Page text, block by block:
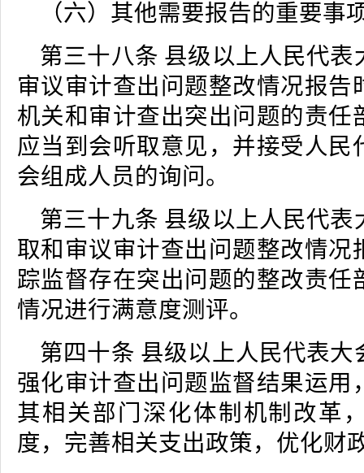
（六）其他需要报告的重要事
第三十八条 县级以上人民代表
审议审计查出问题整改情况报告
机关和审计查出突出问题的责任
应当到会听取意见，并接受人民
会组成人员的询问。
第三十九条 县级以上人民代表
取和审议审计查出问题整改情况
踪监督存在突出问题的整改责任
情况进行满意度测评。
第四十条 县级以上人民代表大
强化审计查出问题监督结果运用
其相关部门深化体制机制改革
度，完善相关支出政策，优化财